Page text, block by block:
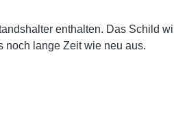
enthalten. Das Schild
noch lange Zeit wie neu aus.